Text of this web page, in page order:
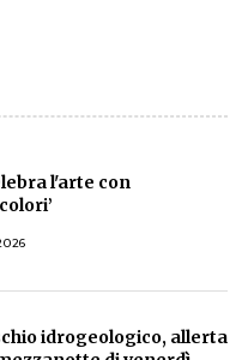
l'arte con
idrogeologico, allerta